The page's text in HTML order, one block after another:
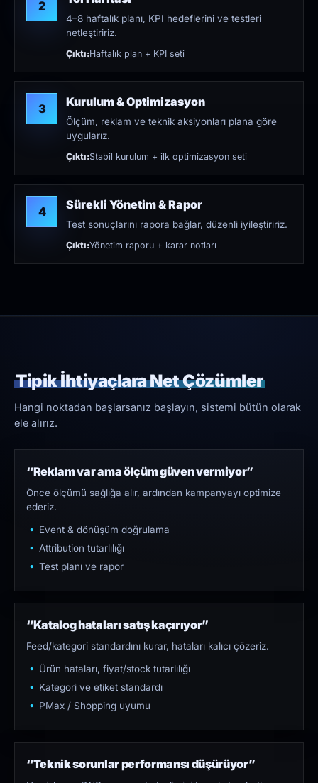
2
4–8 haftalık planı, KPI hedeflerini ve testleri
netleştiririz.
Çıktı:Haftalık plan + KPI seti
3 Kurulum & Optimizasyon
Ölçüm, reklam ve teknik aksiyonları plana göre
uygularız.
Çıktı:Stabil kurulum + ilk optimizasyon seti
4 Sürekli Yönetim & Rapor
Test sonuçlarını rapora bağlar, düzenli iyileştiririz.
Çıktı:Yönetim raporu + karar notları
Tipik İhtiyaçlara Net Çözümler
Hangi noktadan başlarsanız başlayın, sistemi bütün olarak
ele alırız.
“Reklam var ama ölçüm güven vermiyor”
Önce ölçümü sağlığa alır, ardından kampanyayı optimize
ederiz.
Event & dönüşüm doğrulama
Attribution tutarlılığı
Test planı ve rapor
“Katalog hataları satış kaçırıyor”
Feed/kategori standardını kurar, hataları kalıcı çözeriz.
Ürün hataları, fiyat/stock tutarlılığı
Kategori ve etiket standardı
PMax / Shopping uyumu
“Teknik sorunlar performansı düşürüyor”